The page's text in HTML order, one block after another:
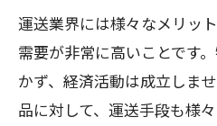
運送業界には様々なメリッ
需要が非常に高いことです
かず、経済活動は成立しま
品に対して、運送手段も様